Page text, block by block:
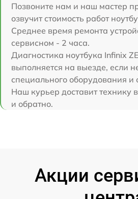
Позвоните нам и наш мастер
озвучит стоимость работ
Среднее время ремонта
сервисном - 2 часа.
Диагностика ноутбука Infinix
выполняется на выезде, если
специального оборудования и
Наш курьер доставит технику
и обратно.
Акции